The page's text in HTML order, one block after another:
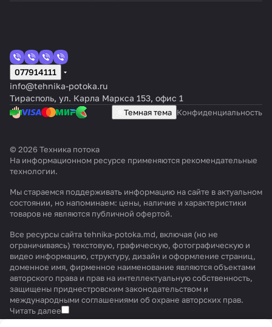
077914111
info@tehnika-potoka.ru
Тирасполь, ул. Карла Маркса 153, офис 1
Темная тема Конфиденциальность
© 2026 Техника потока
На информационном ресурсе применяются рекомендательные
технологии.
Мы стараемся поддерживать информацию на сайте в актуальном
состоянии, но напоминаем: цены, наличие и характеристики
товаров не являются публичной офертой.
Все ресурсы сайта tehnika-potoka.md, включая (но не
ограничиваясь) текстовую, графическую, фотографическую и
видео информацию, структуру, дизайн и оформление страниц,
доменное имя, фирменное наименование являются объектами
авторского права и прав на интеллектуальную собственность,
защищены приднестровским законодательством и
международными соглашениями об охране авторских прав.
Читать далее